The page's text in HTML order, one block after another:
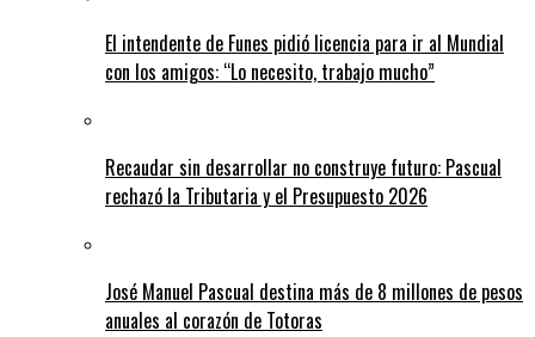
El intendente de Funes pidió licencia para ir al Mundial
con los amigos: “Lo necesito, trabajo mucho”
Recaudar sin desarrollar no construye futuro: Pascual
rechazó la Tributaria y el Presupuesto 2026
José Manuel Pascual destina más de 8 millones de pesos
anuales al corazón de Totoras